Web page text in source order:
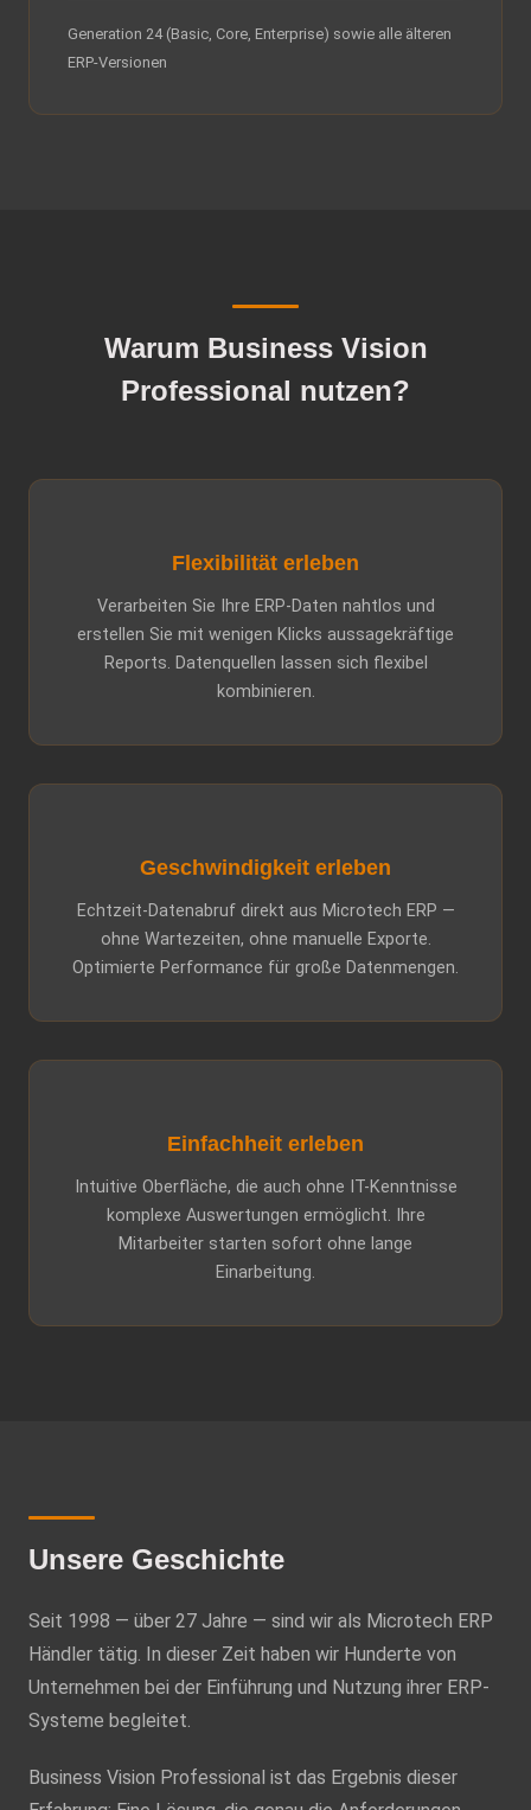
Generation 24 (Basic, Core, Enterprise) sowie alle älteren
ERP-Versionen
Warum Business Vision
Professional nutzen?
Flexibilität erleben
Verarbeiten Sie Ihre ERP-Daten nahtlos und
erstellen Sie mit wenigen Klicks aussagekräftige
Reports. Datenquellen lassen sich flexibel
kombinieren.
Geschwindigkeit erleben
Echtzeit-Datenabruf direkt aus Microtech ERP —
ohne Wartezeiten, ohne manuelle Exporte.
Optimierte Performance für große Datenmengen.
Einfachheit erleben
Intuitive Oberfläche, die auch ohne IT-Kenntnisse
komplexe Auswertungen ermöglicht. Ihre
Mitarbeiter starten sofort ohne lange
Einarbeitung.
Unsere Geschichte
Seit 1998 — über 27 Jahre — sind wir als Microtech ERP
Händler tätig. In dieser Zeit haben wir Hunderte von
Unternehmen bei der Einführung und Nutzung ihrer ERP-
Systeme begleitet.
Business Vision Professional ist das Ergebnis dieser